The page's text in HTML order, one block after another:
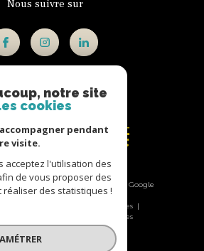
Nous suivre sur
Adhérents
réservés | Traduction powered by Google
|
Mentions légales
Cookies
notre site
cookies
pendant
visite.
acceptez l'utilisation des
de vous proposer des
des statistiques !